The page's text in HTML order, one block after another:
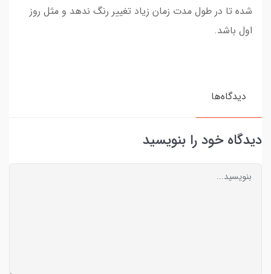
شده تا در طول مدت زمان زیاد تغییر رنگ ندهد و مثل روز
اول باشد.
دیدگاه‌ها
دیدگاه خود را بنویسید